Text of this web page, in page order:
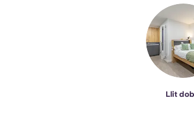
Llit